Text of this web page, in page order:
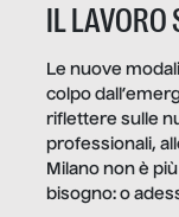
IL LAVORO
Le nuove
colpo
riflettere sulle
professionali,
Milano non è
bisogno: o